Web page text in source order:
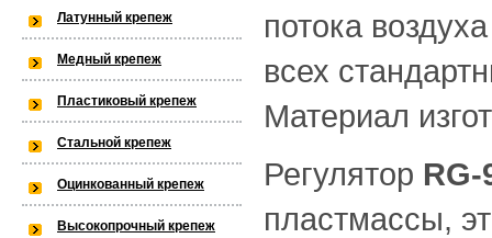
потока
всех
Материал
Регулятор RG-
пластмассы,
Латунный крепеж
Медный крепеж
Пластиковый крепеж
Стальной крепеж
Оцинкованный крепеж
Высокопрочный крепеж